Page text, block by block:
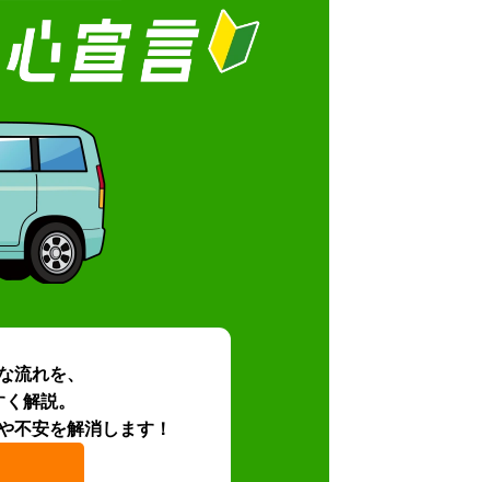
流れを、
解説。
不安を解消します！